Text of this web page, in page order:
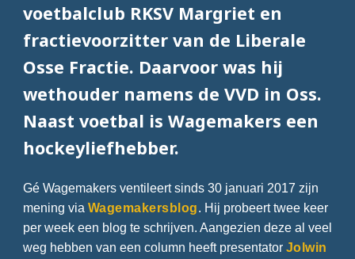
voetbalclub RKSV Margriet en
fractievoorzitter van de Liberale
Osse Fractie. Daarvoor was hij
wethouder namens de VVD in Oss.
Naast voetbal is Wagemakers een
hockeyliefhebber.
Gé Wagemakers ventileert sinds 30 januari 2017 zijn
mening via Wagemakersblog. Hij probeert twee keer
per week een blog te schrijven. Aangezien deze al veel
weg hebben van een column heeft presentator Jolwin